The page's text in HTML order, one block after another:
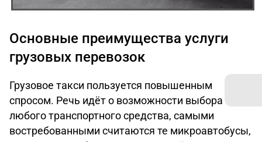
Основные преимущества услуги
грузовых перевозок
Грузовое такси пользуется повышенным
спросом. Речь идёт о возможности выбора
любого транспортного средства, самыми
востребованными считаются те микроавтобусы,